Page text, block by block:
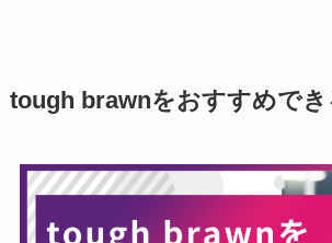
tough brawnをおすすめでき